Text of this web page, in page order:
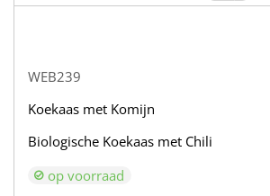
WEB239
Koekaas met Komijn
Biologische Koekaas met Chili
op voorraad